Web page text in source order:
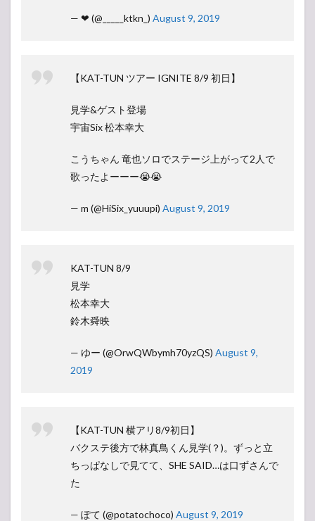
— ❤︎︎ (@_____ktkn_) August 9, 2019
【KAT-TUN ツアー IGNITE 8/9 初日】
見学&ゲスト登場
宇宙Six 松本幸大
こうちゃん 竜也ソロでステージ上がって2人で
歌ったよーーー😭😭
— m (@HiSix_yuuupi) August 9, 2019
KAT-TUN 8/9
見学
松本幸大
鈴木舜映
— ゆー (@OrwQWbymh70yzQS) August 9,
2019
【KAT-TUN 横アリ8/9初日】
バクステ後方で林真鳥くん見学(？)。ずっと立
ちっぱなしで見てて、SHE SAID…は口ずさんで
た
— ぽて (@potatochoco) August 9, 2019